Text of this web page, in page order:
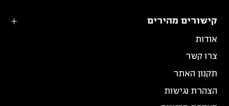
קישורים מהירים
אודות
צרו קשר
תקנון האתר
הצהרת נגישות